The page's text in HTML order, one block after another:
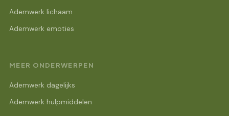
Ademwerk lichaam
Ademwerk emoties
MEER ONDERWERPEN
Ademwerk dagelijks
Ademwerk hulpmiddelen